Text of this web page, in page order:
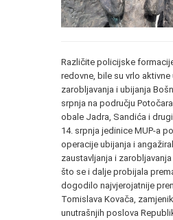
Različite policijske
redovne, bile su vrlo
zarobljavanja i ubijanja
srpnja na području
obale Jadra, Sandića i
14. srpnja jedinice MUP-a
operacije ubijanja i
zaustavljanja i
što se i dalje probijala
dogodilo najvjerojatnije
Tomislava Kovača,
unutrašnjih poslova